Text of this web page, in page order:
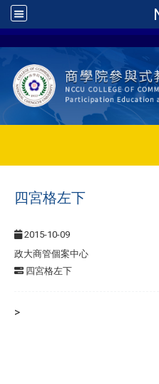
四宮格左下
2015-10-09
政大商管個案中心
四宮格左下
>